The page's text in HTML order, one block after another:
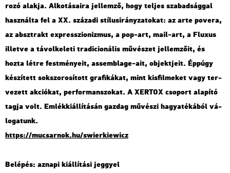
ro­zó alak­ja. Al­ko­tá­sa­i­ra jel­lem­ző, hogy tel­jes sza­bad­ság­gal
hasz­nál­ta fel a XX. szá­za­di stí­lus­irány­za­to­kat: az arte po­ve­ra,
az abszt­rakt exp­resszi­o­niz­mus, a pop-art, mail-art, a Flu­xus
il­let­ve a tá­vol­ke­le­ti tra­di­ci­o­ná­lis mű­vé­szet jel­lem­ző­it, és
hozta létre fest­mé­nye­it, as­semb­lage-ait, ob­jekt­je­it. Épp­úgy
ké­szí­tett sok­szo­ro­sí­tott gra­fi­ká­kat, mint kis­fil­me­ket vagy ter­
ve­zett ak­ci­ó­kat, per­for­man­szo­kat. A XER­TOX cso­port ala­pí­tó
tagja volt. Em­lék­ki­ál­lí­tá­sán gaz­dag mű­vé­szi ha­gya­té­ká­ból vá­
lo­ga­tunk.
https://​mu­csar­nok.​hu/​swi­er­kiewicz
Be­lé­pés: az­na­pi ki­ál­lí­tá­si jeggyel